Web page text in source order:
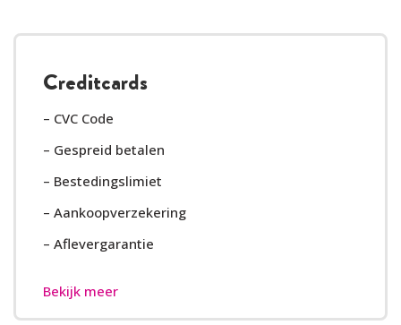
Creditcards
– CVC Code
– Gespreid betalen
– Bestedingslimiet
– Aankoopverzekering
– Aflevergarantie
Bekijk meer